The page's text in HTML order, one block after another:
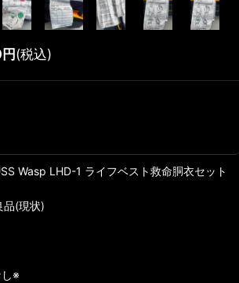
円(税込)
Wasp LHD-1 ライフベスト救命胴衣セット
(現状)
※